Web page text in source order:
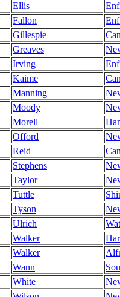
Ellis
Fallon
Gillespie
Greaves
Irving
Kaime
Manning
Moody
Morell
Offord
Reid
Stephens
Taylor
Tuttle
Tyson
Ulrich
Walker
Walker
Wann
White